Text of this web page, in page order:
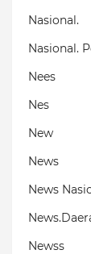
Nasional.
Nasional.
Nees
Nes
New
News
News
Newss